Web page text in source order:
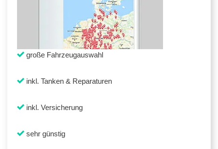
große Fahrzeugauswahl
inkl. Tanken & Reparaturen
inkl. Versicherung
sehr günstig